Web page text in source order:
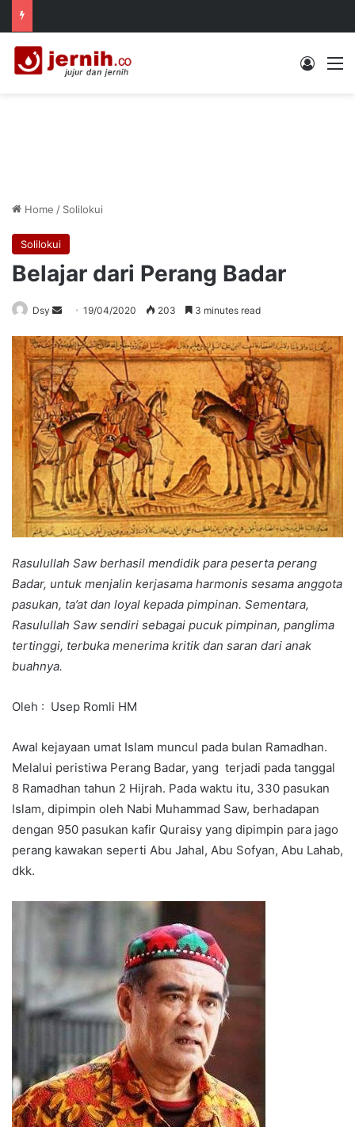
Log In
Home / Solilokui
Solilokui
Belajar dari Perang Badar
Dsy
Send
email
19/04/2020 203 3 minutes read
Rasulullah Saw berhasil mendidik para peserta perang
Badar, untuk menjalin kerjasama harmonis sesama anggota
pasukan, ta’at dan loyal kepada pimpinan. Sementara,
Rasulullah Saw sendiri sebagai pucuk pimpinan, panglima
tertinggi, terbuka menerima kritik dan saran dari anak
buahnya.
Oleh : Usep Romli HM
Awal kejayaan umat Islam muncul pada bulan Ramadhan.
Melalui peristiwa Perang Badar, yang terjadi pada tanggal
8 Ramadhan tahun 2 Hijrah. Pada waktu itu, 330 pasukan
Islam, dipimpin oleh Nabi Muhammad Saw, berhadapan
dengan 950 pasukan kafir Quraisy yang dipimpin para jago
perang kawakan seperti Abu Jahal, Abu Sofyan, Abu Lahab,
dkk.